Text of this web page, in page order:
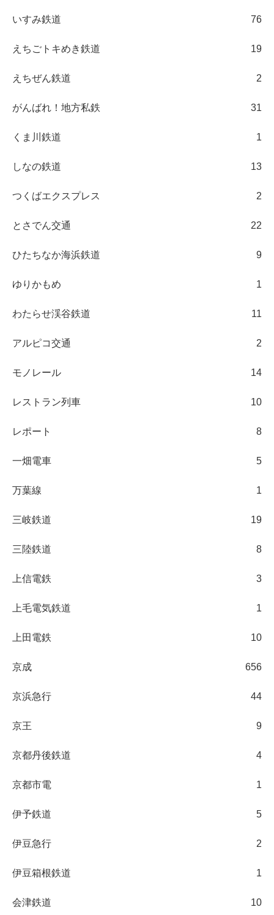
いすみ鉄道 76
えちごトキめき鉄道 19
えちぜん鉄道 2
がんばれ！地方私鉄 31
くま川鉄道 1
しなの鉄道 13
つくばエクスプレス 2
とさでん交通 22
ひたちなか海浜鉄道 9
ゆりかもめ 1
わたらせ渓谷鉄道 11
アルピコ交通 2
モノレール 14
レストラン列車 10
レポート 8
一畑電車 5
万葉線 1
三岐鉄道 19
三陸鉄道 8
上信電鉄 3
上毛電気鉄道 1
上田電鉄 10
京成 656
京浜急行 44
京王 9
京都丹後鉄道 4
京都市電 1
伊予鉄道 5
伊豆急行 2
伊豆箱根鉄道 1
会津鉄道 10